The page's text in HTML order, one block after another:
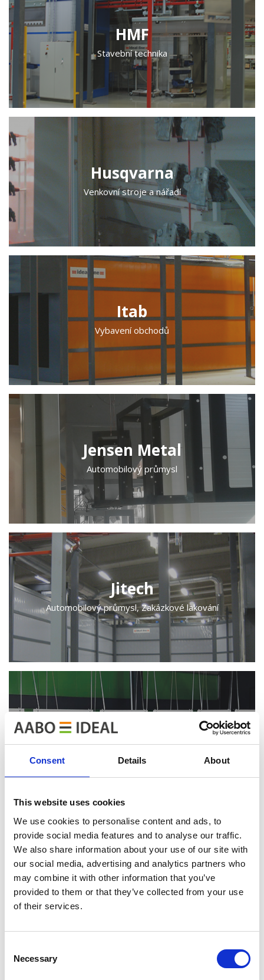
Consent Details About
This website uses cookies
We use cookies to personalise content and ads, to
provide social media features and to analyse our traffic.
We also share information about your use of our site with
our social media, advertising and analytics partners who
may combine it with other information that you’ve
provided to them or that they’ve collected from your use
of their services.
Selection
Necessary
HMF
Stavební technika
Husqvarna
Venkovní stroje a nářadí
Itab
Vybavení obchodů
Jensen Metal
Automobilový průmysl
Jitech
Automobilový průmysl, Zakázkové lakování
Keravan Teräsmiehet
Vybavení domácností
Konga Måleri
Zakázkové lakování